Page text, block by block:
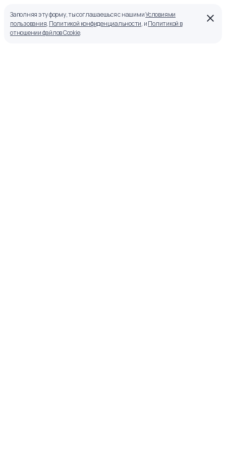
Заполняя эту форму, ты соглашаешься с нашимиУсловиями
пользования, Политикой конфиденциальности, иПолитикой в
отношении файлов Cookie.